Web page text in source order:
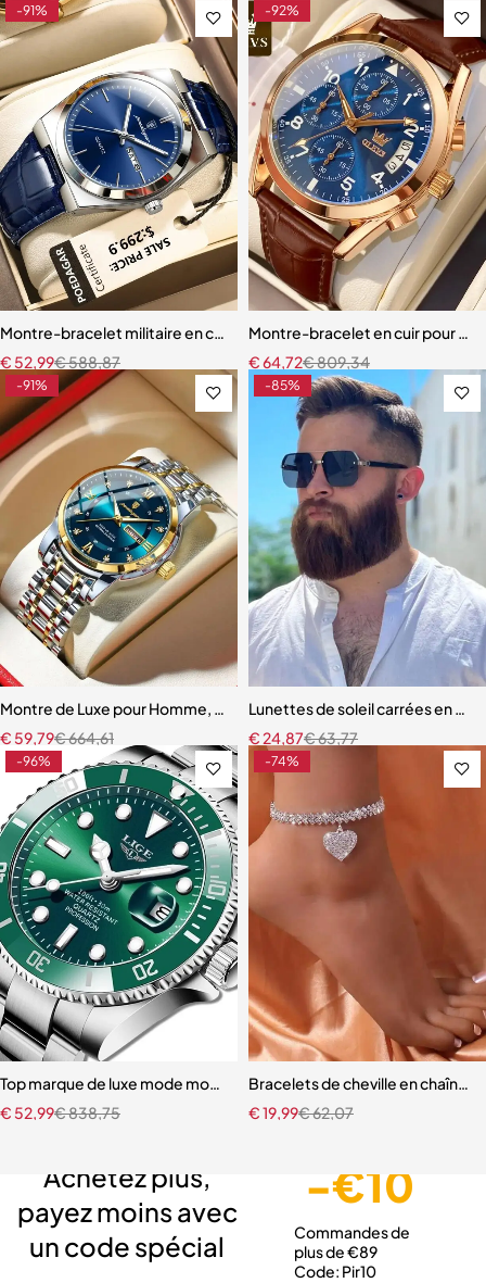
-91%
Montre-bracelet militaire en cuir pour homme
€588,87
€ 52,99
-92%
Montre-bracelet en cuir pour
€809,34
€64,72
-91%
Montre de Luxe pour Homme, Élégante
€664,61
€ 59,79
-85%
Lunettes de soleil carrées en
€63,77
€24,87
-96%
Top marque de luxe mode montre de plongée hommes
€838,75
€ 52,99
-74%
Bracelets de cheville en chaîne
€62,07
€19,99
Achetez plus,
payez moins avec
un code spécial
-€10
Commandes de
plus de €89
Code: Pir10